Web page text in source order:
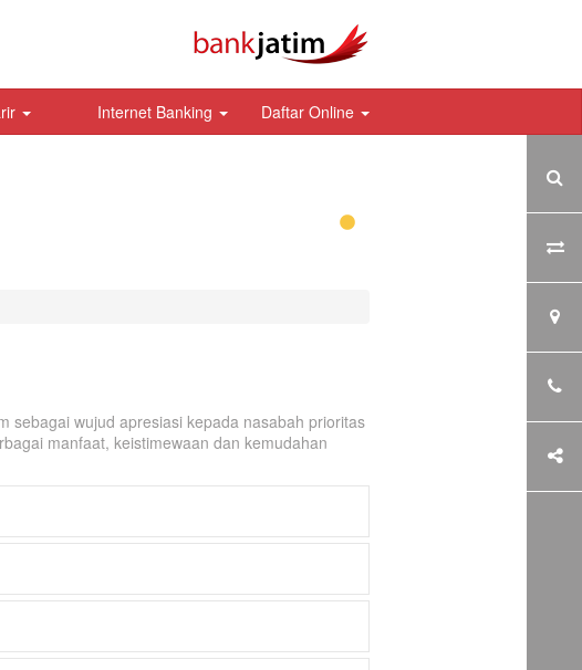
Internet Banking Daftar Online
sebagai wujud apresiasi kepada nasabah prioritas
manfaat, keistimewaan dan kemudahan